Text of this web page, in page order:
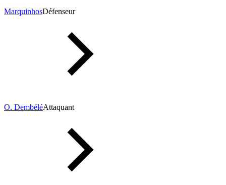
MarquinhosDéfenseur
O. DembéléAttaquant